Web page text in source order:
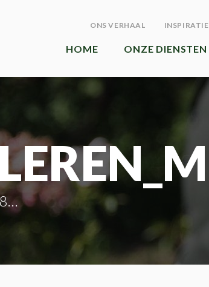
ONS VERHAAL INSPIRATIE
HOME ONZE DIENSTEN